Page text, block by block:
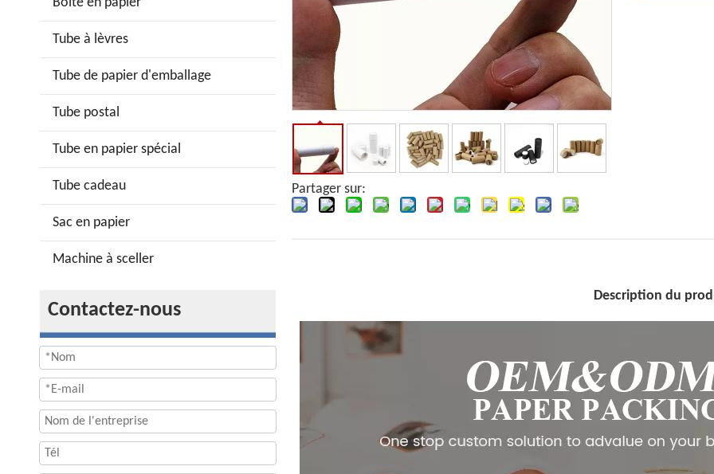
Tube à lèvres
Tube de papier d'emballage
Tube postal
Tube en papier spécial
Tube cadeau
Sac en papier
Machine à sceller
Contactez-nous
Partager sur:
Description du